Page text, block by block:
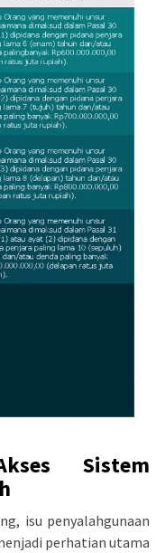
Sistem
isu penyalahgunaan
perhatian utama